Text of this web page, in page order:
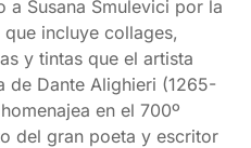
a Susana Smulevici por la
incluye collages,
y tintas que el artista
de Dante Alighieri (1265-
en el 700º
del gran poeta y escritor